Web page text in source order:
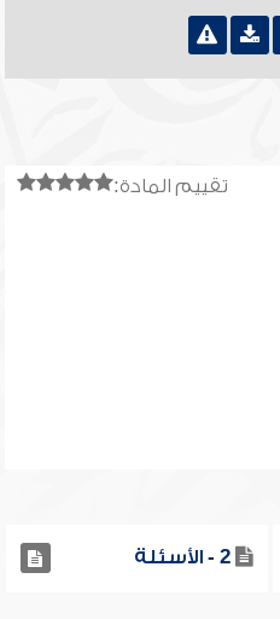
تقييم المادة:
2 - الأسئلة